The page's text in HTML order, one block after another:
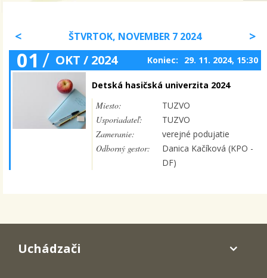
ŠTVRTOK, NOVEMBER 7 2024
01 / OKT / 2024 Koniec: 29. 11. 2024, 15:30
Detská hasičská univerzita 2024
Miesto:
TUZVO
Usporiadateľ:
TUZVO
Zameranie:
verejné podujatie
Odborný gestor:
Danica Kačíková (KPO -
DF)
Uchádzači